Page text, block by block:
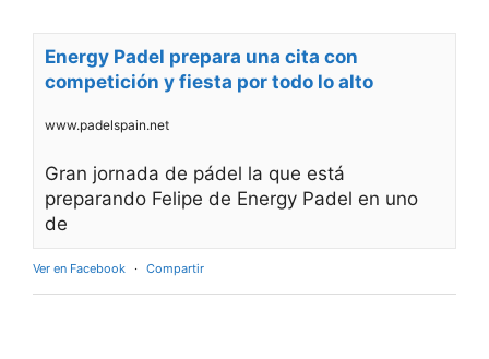
Energy Padel prepara una cita con
competición y fiesta por todo lo alto
www.padelspain.net
Gran jornada de pádel la que está
preparando Felipe de Energy Padel en uno
de
Ver en Facebook · Compartir